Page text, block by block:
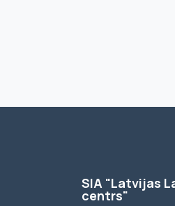
SIA "Latvijas
centrs"